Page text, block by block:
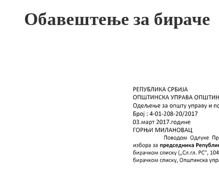
Обавештење за бираче